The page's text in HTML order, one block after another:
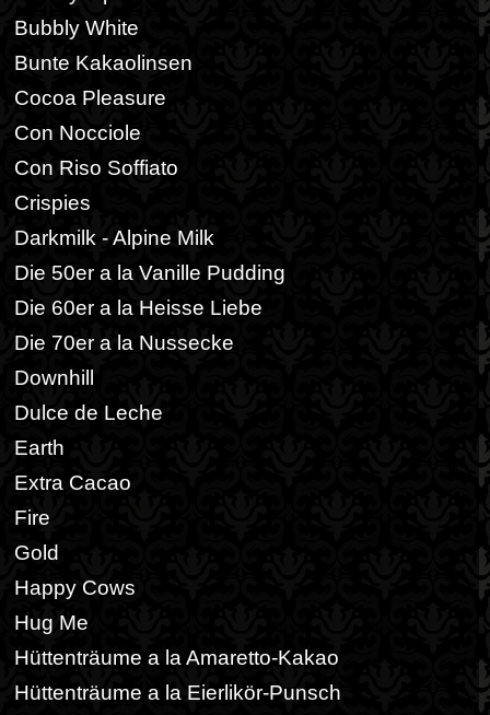
Bubbly White
Bunte Kakaolinsen
Cocoa Pleasure
Con Nocciole
Con Riso Soffiato
Crispies
Darkmilk - Alpine Milk
Die 50er a la Vanille Pudding
Die 60er a la Heisse Liebe
Die 70er a la Nussecke
Downhill
Dulce de Leche
Earth
Extra Cacao
Fire
Gold
Happy Cows
Hug Me
Hüttenträume a la Amaretto-Kakao
Hüttenträume a la Eierlikör-Punsch